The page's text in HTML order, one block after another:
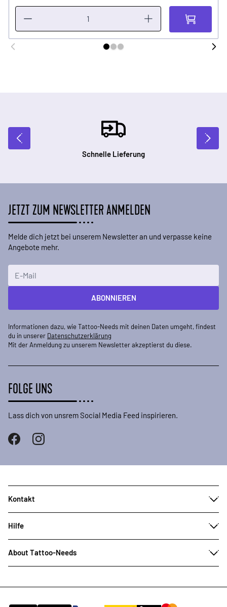
Schnelle Lieferung
JETZT ZUM NEWSLETTER ANMELDEN
Melde dich jetzt bei unserem Newsletter an und verpasse keine
Angebote mehr.
ABONNIEREN
Informationen dazu, wie Tattoo-Needs mit deinen Daten umgeht, findest
du in unserer Datenschutzerklärung
Mit der Anmeldung zu unserem Newsletter akzeptierst du diese.
FOLGE UNS
Lass dich von unsrem Social Media Feed inspirieren.
Kontakt
Hilfe
About Tattoo-Needs